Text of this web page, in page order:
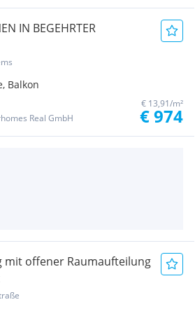
IN BEGEHRTER
Balkon
Real GmbH
€ 13,91/m²
€ 974
mit offener Raumaufteilung